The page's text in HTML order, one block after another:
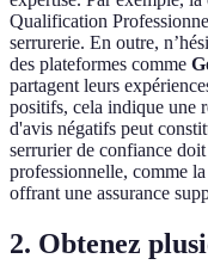
Qualification
serrurerie. En outre,
des plateformes comme
partagent leurs
positifs, cela indique une
d'avis négatifs peut
serrurier de confiance
professionnelle, comme la
offrant une assurance
2. Obtenez